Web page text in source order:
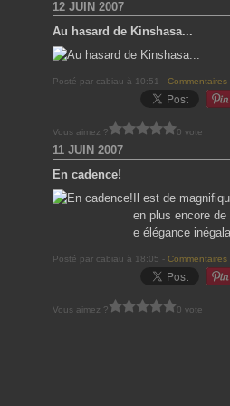
12 JUIN 2007
Au hasard de Kinshasa...
Posté par cabiau à 10:51 - Commentaires
Vous aimez ? 0 vote
11 JUIN 2007
En cadence!
Il est de
en plus encore
e élégance
Posté par cabiau à 18:05 - Commentaires
Vous aimez ? 0 vote